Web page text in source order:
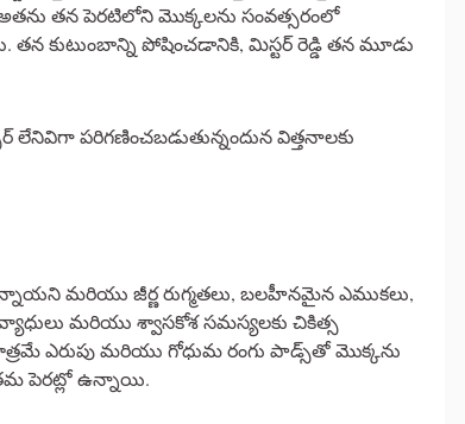
తన పెరటిలోని మొక్కలను సంవత్సరంలో
తన కుటుంబాన్ని పోషించడానికి, మిస్టర్ రెడ్డి తన మూడు
పరిగణించబడుతున్నందున విత్తనాలకు
మరియు జీర్ణ రుగ్మతలు, బలహీనమైన ఎముకలు,
మరియు శ్వాసకోశ సమస్యలకు చికిత్స
ఎరుపు మరియు గోధుమ రంగు పాడ్స్‌తో మొక్కను
పెరట్లో ఉన్నాయి.